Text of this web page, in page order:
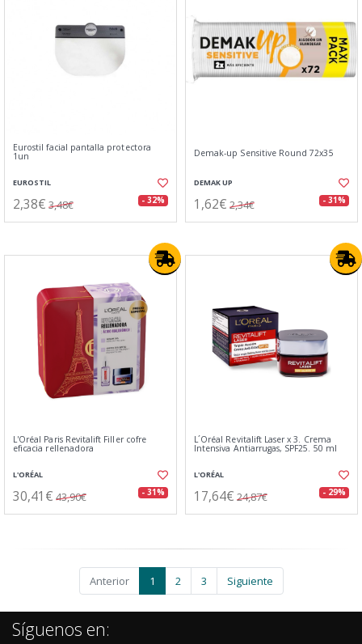
Eurostil facial pantalla protectora
1un
EUROSTIL
2,38€ 3,48€ - 32%
Demak-up Sensitive Round 72x35
DEMAK UP
1,62€ 2,34€ - 31%
L'Oréal Paris Revitalift Filler cofre
eficacia rellenadora
L'ORÉAL
30,41€ 43,90€ - 31%
L´Oréal Revitalift Laser x 3. Crema
Intensiva Antiarrugas, SPF25. 50 ml
L'ORÉAL
17,64€ 24,87€ - 29%
Anterior 1 2 3 Siguiente
Síguenos en: